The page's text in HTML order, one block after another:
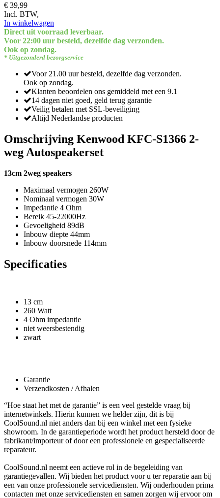
€ 39,99
Incl. BTW,
In winkelwagen
Direct uit voorraad leverbaar.
Voor 22:00 uur besteld, dezelfde dag verzonden.
Ook op zondag.
* Uitgezonderd bezorgservice
Voor 21.00 uur besteld, dezelfde dag verzonden.
Ook op zondag.
Klanten beoordelen ons gemiddeld met een 9.1
14 dagen niet goed, geld terug garantie
Veilig betalen met SSL-beveiliging
Altijd Nederlandse producten
Omschrijving Kenwood KFC-S1366 2-
weg Autospeakerset
13cm 2weg speakers
Maximaal vermogen 260W
Nominaal vermogen 30W
Impedantie 4 Ohm
Bereik 45-22000Hz
Gevoeligheid 89dB
Inbouw diepte 44mm
Inbouw doorsnede 114mm
Specificaties
13 cm
260 Watt
4 Ohm impedantie
niet weersbestendig
zwart
Garantie
Verzendkosten / Afhalen
“Hoe staat het met de garantie” is een veel gestelde vraag bij
internetwinkels. Hierin kunnen we helder zijn, dit is bij
CoolSound.nl niet anders dan bij een winkel met een fysieke
showroom. In de garantieperiode wordt het product hersteld door de
fabrikant/importeur of door een professionele en gespecialiseerde
reparateur.
CoolSound.nl neemt een actieve rol in de begeleiding van
garantiegevallen. Wij bieden het product voor u ter reparatie aan bij
een van onze professionele servicediensten. Wij onderhouden prima
contacten met onze servicediensten en samen zorgen wij ervoor om